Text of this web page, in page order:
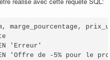
marge_pourcentage,
'Erreur'
'Offre de -5% pour le